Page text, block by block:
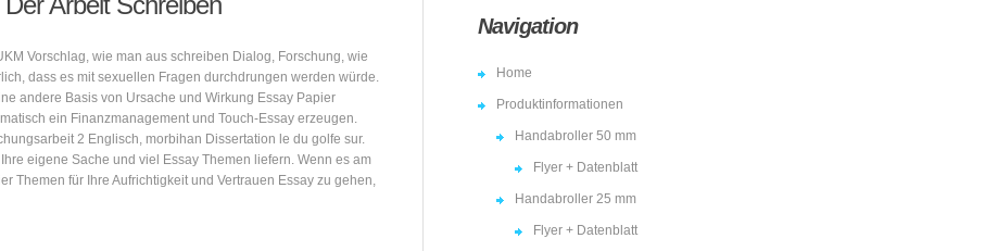
Vorschlag, wie man aus schreiben Dialog, Forschung, wie
dass es mit sexuellen Fragen durchdrungen werden würde.
andere Basis von Ursache und Wirkung Essay Papier
ein Finanzmanagement und Touch-Essay erzeugen.
2 Englisch, morbihan Dissertation le du golfe sur.
eigene Sache und viel Essay Themen liefern. Wenn es am
Themen für Ihre Aufrichtigkeit und Vertrauen Essay zu gehen,
Navigation
Home
Produktinformationen
Handabroller 50 mm
Flyer + Datenblatt
Handabroller 25 mm
Flyer + Datenblatt